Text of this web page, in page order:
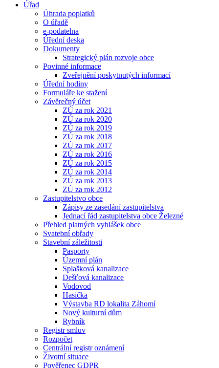
Úřad
Úhrada poplatků
O úřadě
e-podatelna
Úřední deska
Dokumenty
Strategický plán rozvoje obce
Povinné informace
Zveřejnění poskytnutých informací
Úřední hodiny
Formuláře ke stažení
Závěrečný účet
ZÚ za rok 2021
ZÚ za rok 2020
ZÚ za rok 2019
ZÚ za rok 2018
ZÚ za rok 2017
ZÚ za rok 2016
ZÚ za rok 2015
ZÚ za rok 2014
ZÚ za rok 2013
ZÚ za rok 2012
Zastupitelstvo obce
Zápisy ze zasedání zastupitelstva
Jednací řád zastupitelstva obce Železné
Přehled platných vyhlášek obce
Svatební obřady
Stavební záležitosti
Pasporty
Územní plán
Splašková kanalizace
Dešťová kanalizace
Vodovod
Hasička
Výstavba RD lokalita Záhomí
Nový kulturní dům
Rybník
Registr smluv
Rozpočet
Centrální registr oznámení
Životní situace
Pověřenec GDPR